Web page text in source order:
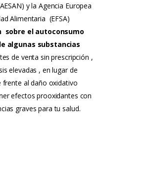
y la Agencia Europea
Alimentaria (EFSA)
sobre el autoconsumo
algunas substancias
de venta sin prescripción ,
elevadas , en lugar de
frente al daño oxidativo
efectos prooxidantes con
graves para tu salud.